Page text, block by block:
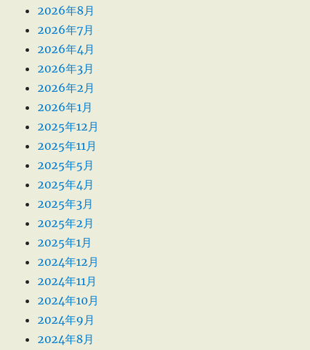
2026年8月
2026年7月
2026年4月
2026年3月
2026年2月
2026年1月
2025年12月
2025年11月
2025年5月
2025年4月
2025年3月
2025年2月
2025年1月
2024年12月
2024年11月
2024年10月
2024年9月
2024年8月